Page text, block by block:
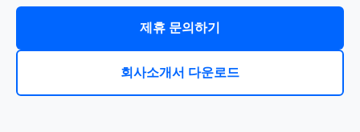
제휴 문의하기
회사소개서 다운로드